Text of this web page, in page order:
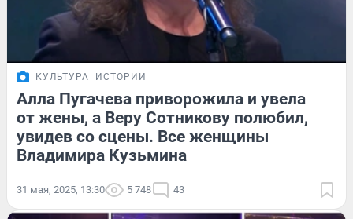
КУЛЬТУРА ИСТОРИИ
Алла Пугачева приворожила и увела
от жены, а Веру Сотникову полюбил,
увидев со сцены. Все женщины
Владимира Кузьмина
31 мая, 2025, 13:30 5 748 43